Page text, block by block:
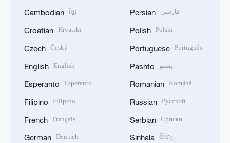
Cambodian ខ្មែរ
Croatian Hrvatski
Czech Český
English English
Esperanto Esperanto
Filipino Filipino
French Français
German Deutsch
Persian فارسی
Polish Polski
Portuguese Português
Pashto پښتو
Romanian Română
Russian Русский
Serbian Српски
Sinhala සිංහල